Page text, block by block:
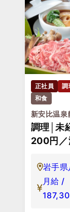
正社員 調
和食
新安比温泉
調理│未
200円／
岩手
月給 /